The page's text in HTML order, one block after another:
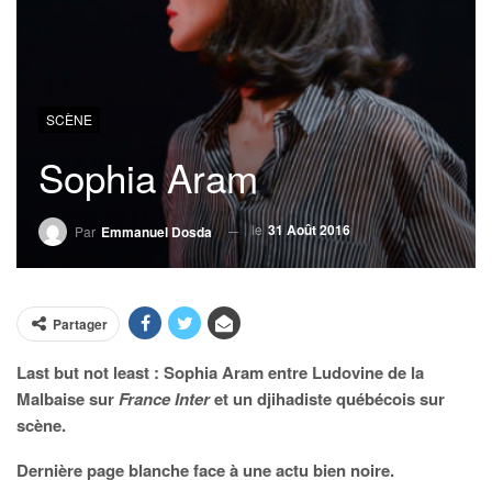
SCÈNE
Sophia Aram
Par Emmanuel Dosda le31 Août 2016
Partager
Last but not least : Sophia Aram entre Ludovine de la
Malbaise surFrance Interet un djihadiste québécois sur
scène.
Dernière page blanche face à une actu bien noire.